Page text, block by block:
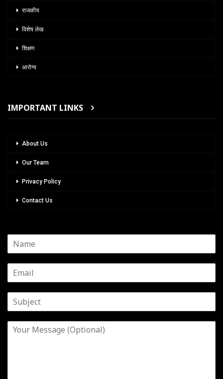
राजकीय
विशेष लेख
शिक्षण
आरोग्य
IMPORTANT LINKS
About Us
Our Team
Privacy Policy
Contact Us